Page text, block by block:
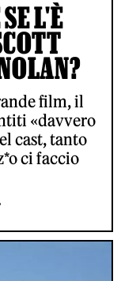
L'È
film, il
«davvero
cast, tanto
ci faccio